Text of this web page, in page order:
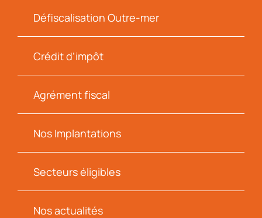
Défiscalisation Outre-mer
Crédit d’impôt
Agrément fiscal
Nos Implantations
Secteurs éligibles
Nos actualités